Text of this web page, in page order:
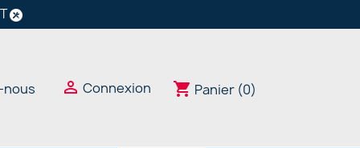
 Connexion shopping_cart Panier (0)